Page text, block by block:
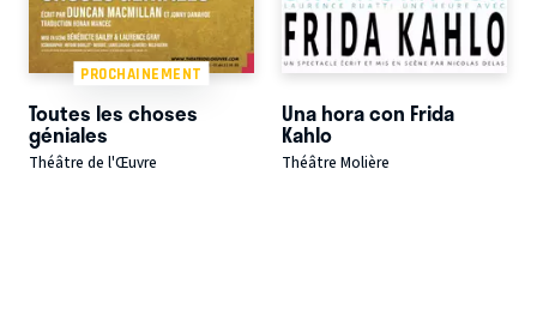
PROCHAINEMENT
Toutes les choses
géniales
Théâtre de l'Œuvre
Una hora con Frida
Kahlo
Théâtre Molière